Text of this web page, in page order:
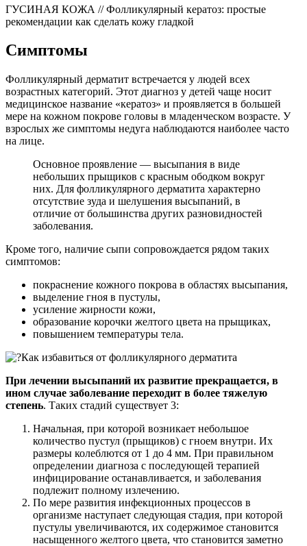
ГУСИНАЯ КОЖА // Фолликулярный кератоз: простые
рекомендации как сделать кожу гладкой
Симптомы
Фолликулярный дерматит встречается у людей всех
возрастных категорий. Этот диагноз у детей чаще носит
медицинское название «кератоз» и проявляется в большей
мере на кожном покрове головы в младенческом возрасте. У
взрослых же симптомы недуга наблюдаются наиболее часто
на лице.
Основное проявление — высыпания в виде
небольших прыщиков с красным ободком вокруг
них. Для фолликулярного дерматита характерно
отсутствие зуда и шелушения высыпаний, в
отличие от большинства других разновидностей
заболевания.
Кроме того, наличие сыпи сопровождается рядом таких
симптомов:
покраснение кожного покрова в областях высыпания,
выделение гноя в пустулы,
усиление жирности кожи,
образование корочки желтого цвета на прыщиках,
повышением температуры тела.
При лечении высыпаний их развитие прекращается, в
ином случае заболевание переходит в более тяжелую
степень. Таких стадий существует 3:
Начальная, при которой возникает небольшое
количество пустул (прыщиков) с гноем внутри. Их
размеры колеблются от 1 до 4 мм. При правильном
определении диагноза с последующей терапией
инфицирование останавливается, и заболевания
подлежит полному излечению.
По мере развития инфекционных процессов в
организме наступает следующая стадия, при которой
пустулы увеличиваются, их содержимое становится
насыщенного желтого цвета, что становится заметно